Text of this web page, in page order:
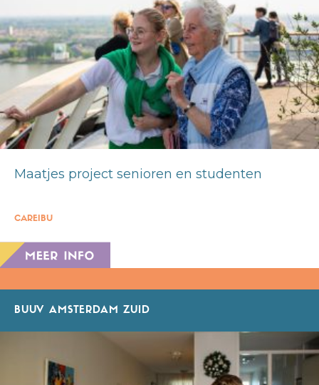
Maatjes project senioren en studenten
CAREIBU
BUUV AMSTERDAM ZUID